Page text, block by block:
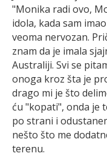
"Monika radi ovo,
idola, kada sam
veoma nervozan.
znam da je imala
Australiji. Svi se
onoga kroz šta je
drago mi je što
ću "kopati", onda je
po strani i
nešto što me
terenu.